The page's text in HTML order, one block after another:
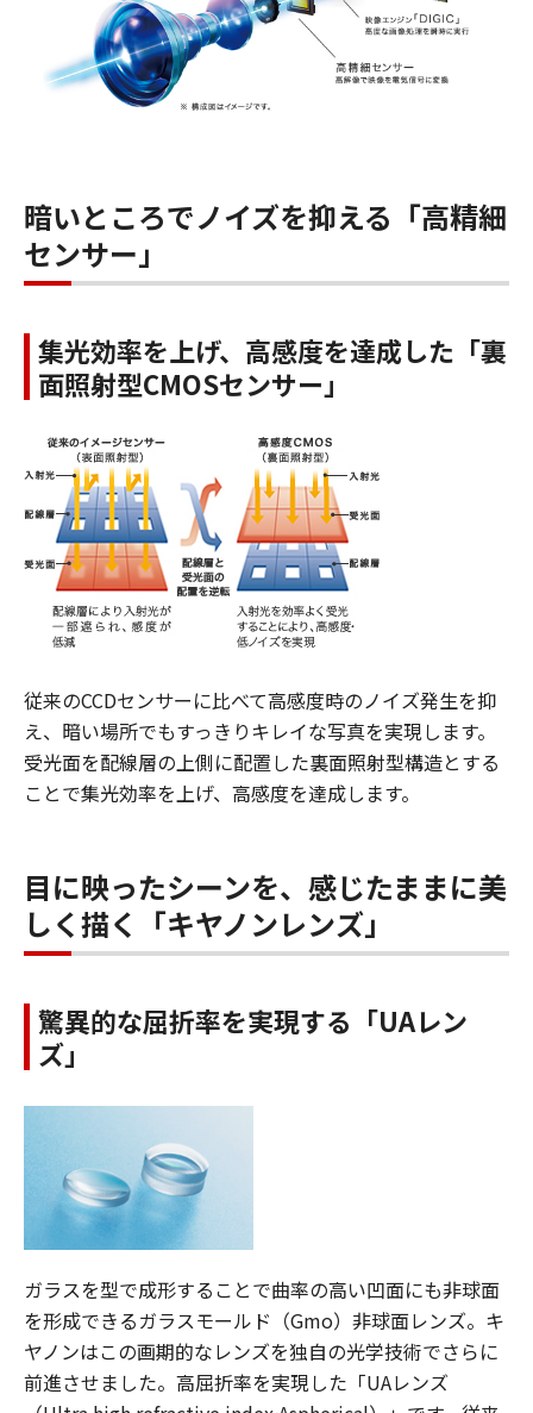
暗いところでノイズを抑える「高精細
センサー」
集光効率を上げ、高感度を達成した「裏
面照射型CMOSセンサー」
従来のCCDセンサーに比べて高感度時のノイズ発生を抑
え、暗い場所でもすっきりキレイな写真を実現します。
受光面を配線層の上側に配置した裏面照射型構造とする
ことで集光効率を上げ、高感度を達成します。
目に映ったシーンを、感じたままに美
しく描く「キヤノンレンズ」
驚異的な屈折率を実現する「UAレン
ズ」
ガラスを型で成形することで曲率の高い凹面にも非球面
を形成できるガラスモールド（Gmo）非球面レンズ。キ
ヤノンはこの画期的なレンズを独自の光学技術でさらに
前進させました。高屈折率を実現した「UAレンズ